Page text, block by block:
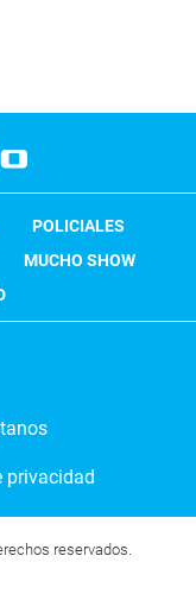
POLICIALES
MUCHO SHOW
privacidad
reservados.